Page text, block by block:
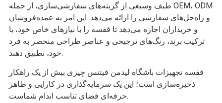
طیف وسیعی از گزینه‌های سفارشی‌سازی، از جمله OEM، ODM
و راه‌حل‌های سفارشی را ارائه می‌دهد. این امر به عمده‌فروشان
و خریداران اجازه می‌دهد تا قفسه را با نیازهای خاص خود، با
ترکیب برند، رنگ‌های ترجیحی و عناصر طراحی منحصر به فرد
خود، تطبیق دهند.
قفسه تجهیزات باشگاه لیدمن فیتنس چیزی بیش از یک راهکار
ذخیره‌سازی است؛ این یک سرمایه‌گذاری در کارایی و ظاهر
حرفه‌ای فضای تناسب اندام شماست.